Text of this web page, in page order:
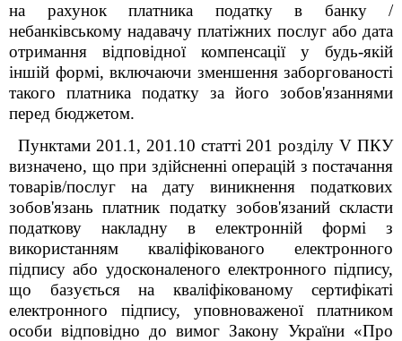
на рахунок платника податку в банку /
небанківському надавачу платіжних послуг або дата
отримання відповідної компенсації у будь-якій
іншій формі, включаючи зменшення заборгованості
такого платника податку за його зобов'язаннями
перед бюджетом.
Пунктами 201.1, 201.10 статті 201 розділу V ПКУ
визначено, що при здійсненні операцій з постачання
товарів/послуг на дату виникнення податкових
зобов'язань платник податку зобов'язаний скласти
податкову накладну в електронній формі з
використанням кваліфікованого електронного
підпису або удосконаленого електронного підпису,
що базується на кваліфікованому сертифікаті
електронного підпису, уповноваженої платником
особи відповідно до вимог Закону України «Про